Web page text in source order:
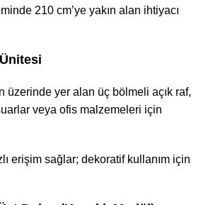
210 cm’ye yakın alan ihtiyacı
üzerinde yer alan üç bölmeli açık raf,
veya ofis malzemeleri için
erişim sağlar; dekoratif kullanım için